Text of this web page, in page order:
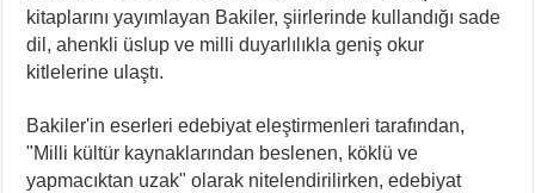
kitaplarını yayımlayan Bakiler, şiirlerinde kullandığı sade
dil, ahenkli üslup ve milli duyarlılıkla geniş okur
kitlelerine ulaştı.
Bakiler'in eserleri edebiyat eleştirmenleri tarafından,
"Milli kültür kaynaklarından beslenen, köklü ve
yapmacıktan uzak" olarak nitelendirilirken, edebiyat